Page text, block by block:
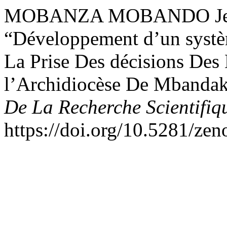
MOBANZA MOBANDO
“Développement d’un
La Prise Des décisions
l’Archidiocèse De
De La Recherche
https://doi.org/10.5281/